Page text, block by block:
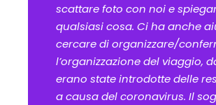
scattare foto con noi e
qualsiasi cosa. Ci ha anche
cercare di organizzare/
l’organizzazione del viaggio,
erano state introdotte delle
a causa del coronavirus. Il